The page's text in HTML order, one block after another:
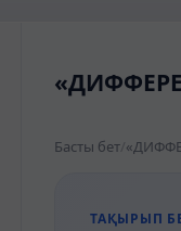
Басты бет/
ТАҚЫРЫП